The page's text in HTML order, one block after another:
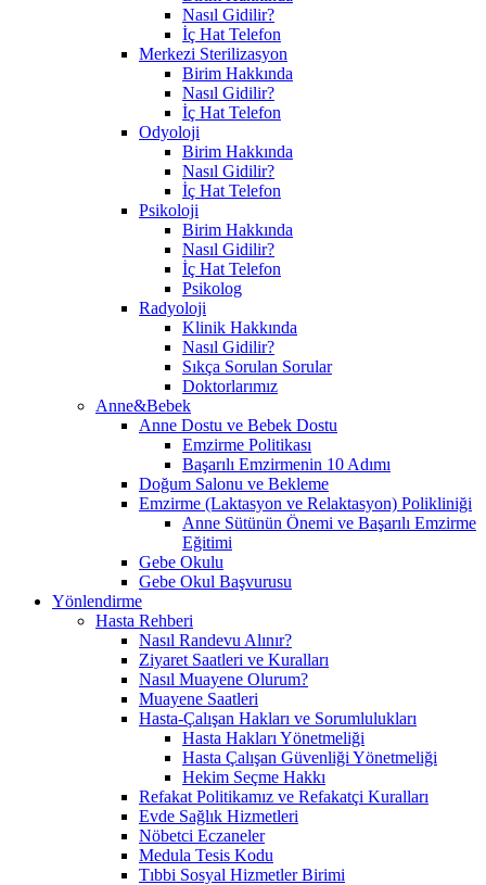
Nasıl Gidilir?
İç Hat Telefon
Merkezi Sterilizasyon
Birim Hakkında
Nasıl Gidilir?
İç Hat Telefon
Odyoloji
Birim Hakkında
Nasıl Gidilir?
İç Hat Telefon
Psikoloji
Birim Hakkında
Nasıl Gidilir?
İç Hat Telefon
Psikolog
Radyoloji
Klinik Hakkında
Nasıl Gidilir?
Sıkça Sorulan Sorular
Doktorlarımız
Anne&Bebek
Anne Dostu ve Bebek Dostu
Emzirme Politikası
Başarılı Emzirmenin 10 Adımı
Doğum Salonu ve Bekleme
Emzirme (Laktasyon ve Relaktasyon) Polikliniği
Anne Sütünün Önemi ve Başarılı Emzirme
Eğitimi
Gebe Okulu
Gebe Okul Başvurusu
Yönlendirme
Hasta Rehberi
Nasıl Randevu Alınır?
Ziyaret Saatleri ve Kuralları
Nasıl Muayene Olurum?
Muayene Saatleri
Hasta-Çalışan Hakları ve Sorumlulukları
Hasta Hakları Yönetmeliği
Hasta Çalışan Güvenliği Yönetmeliği
Hekim Seçme Hakkı
Refakat Politikamız ve Refakatçi Kuralları
Evde Sağlık Hizmetleri
Nöbetci Eczaneler
Medula Tesis Kodu
Tıbbi Sosyal Hizmetler Birimi